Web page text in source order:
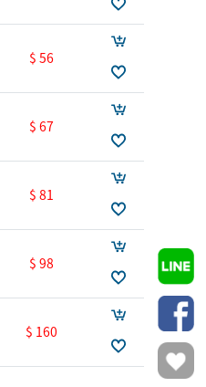
$ 56
$ 67
$ 81
$ 98
$ 160